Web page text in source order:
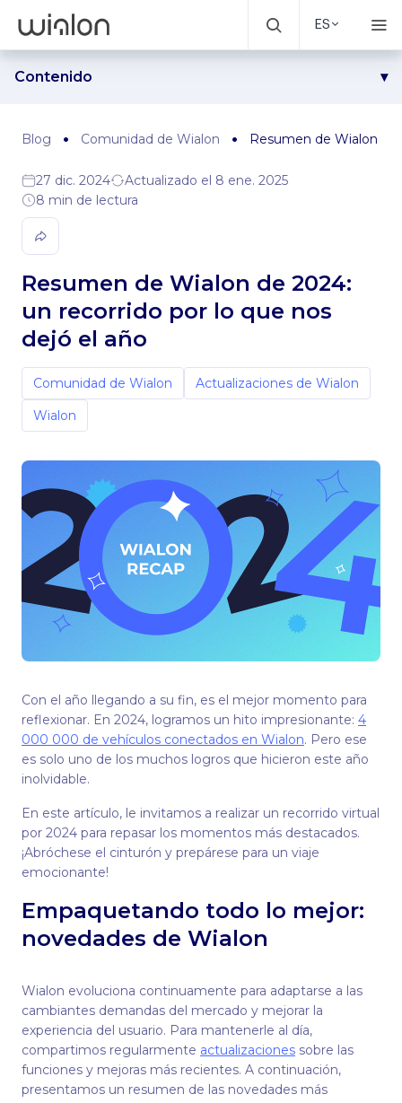
ES
Contenido
Compañeros de viaje: fortaleciendo la comunidad de
Paradas en boxes y equipos técnicos: colaboración con
fabricantes de dispositivos
Lugares emblemáticos en el mapa: participación en
exposiciones
Marcando el rumbo: concurso IoT project of the year
Joyas ocultas: otros eventos destacados
Blog Comunidad de Wialon Resumen de Wialon de
27 dic. 2024
Actualizado el 8 ene. 2025
8 min de lectura
Resumen de Wialon de 2024:
un recorrido por lo que nos
dejó el año
Comunidad de Wialon
Actualizaciones de Wialon
Wialon
Con el año llegando a su fin, es el mejor momento para
reflexionar. En 2024, logramos un hito impresionante: 4
000 000 de vehículos conectados en Wialon. Pero ese
es solo uno de los muchos logros que hicieron este año
inolvidable.
En este artículo, le invitamos a realizar un recorrido virtual
por 2024 para repasar los momentos más destacados.
¡Abróchese el cinturón y prepárese para un viaje
emocionante!
Empaquetando todo lo mejor:
novedades de Wialon
Wialon evoluciona continuamente para adaptarse a las
cambiantes demandas del mercado y mejorar la
experiencia del usuario. Para mantenerle al día,
compartimos regularmente actualizaciones sobre las
funciones y mejoras más recientes. A continuación,
presentamos un resumen de las novedades más